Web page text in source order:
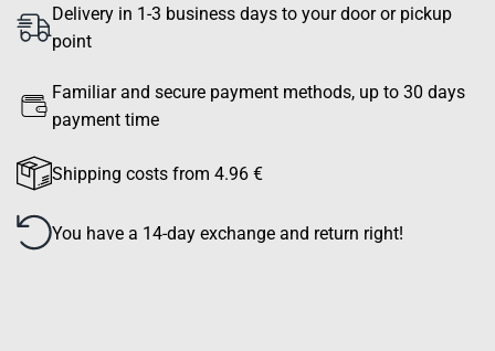
Delivery in 1-3 business days to your door or pickup
point
Familiar and secure payment methods, up to 30 days
payment time
Shipping costs from 4.96 €
You have a 14-day exchange and return right!